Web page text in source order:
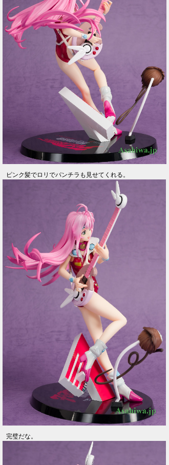
ピンク髪でロリでパンチラも見せてくれる。
完璧だな。